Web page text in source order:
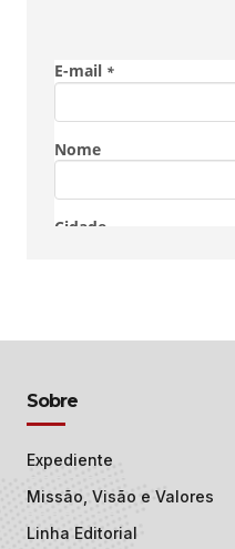
Sobre
Expediente
Missão, Visão e Valores
Linha Editorial